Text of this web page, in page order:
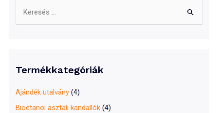
f
o
Termékkategóriák
Ajándék utalvány (4)
Bioetanol asztali kandallók (4)